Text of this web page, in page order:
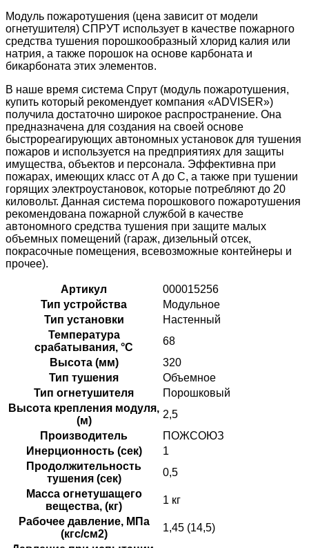
Модуль пожаротушения (цена зависит от модели
огнетушителя) СПРУТ использует в качестве пожарного
средства тушения порошкообразный хлорид калия или
натрия, а также порошок на основе карбоната и
бикарбоната этих элементов.
В наше время система Спрут (модуль пожаротушения,
купить который рекомендует компания «ADVISER»)
получила достаточно широкое распространение. Она
предназначена для создания на своей основе
быстрореагирующих автономных установок для тушения
пожаров и используется на предприятиях для защиты
имущества, объектов и персонала. Эффективна при
пожарах, имеющих класс от А до С, а также при тушении
горящих электроустановок, которые потребляют до 20
киловольт. Данная система порошкового пожаротушения
рекомендована пожарной службой в качестве
автономного средства тушения при защите малых
объемных помещений (гараж, дизельный отсек,
покрасочные помещения, всевозможные контейнеры и
прочее).
Артикул
000015256
Тип устройства
Модульное
Тип установки
Настенный
Температура
срабатывания, °C
68
Высота (мм)
320
Тип тушения
Объемное
Тип огнетушителя
Порошковый
Высота крепления модуля,
(м)
2,5
Производитель
ПОЖСОЮЗ
Инерционность (сек)
1
Продолжительность
тушения (сек)
0,5
Масса огнетушащего
вещества, (кг)
1 кг
Рабочее давление, МПа
(кгс/см2)
1,45 (14,5)